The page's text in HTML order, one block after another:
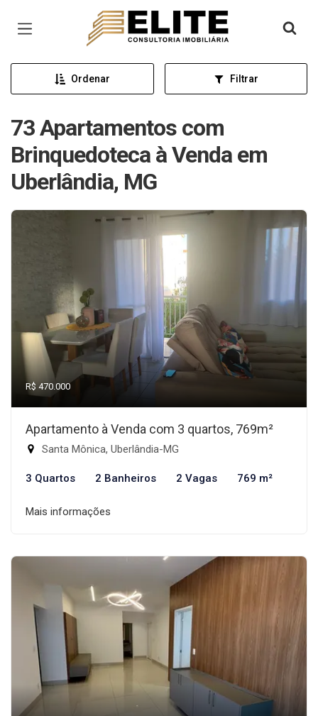
Página inicial
Ordenar Filtrar
73 Apartamentos com
Brinquedoteca à Venda em
Uberlândia, MG
R$ 470.000
Apartamento à Venda com 3 quartos, 769m²
Santa Mônica, Uberlândia-MG
3 Quartos 2 Banheiros 2 Vagas 769 m²
Mais informações